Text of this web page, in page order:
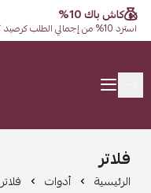
كاش باك 10%
استرد 10% من إجمالي الطلب كرصيد كاش باك للطلبات بقيمة 150 ريال و اكثر
فلاتر
الرئيسية أدوات فلاتر